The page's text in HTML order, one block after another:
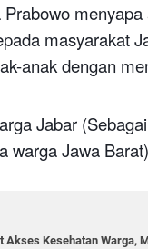
masyarakat
anak dengan
Jabar
warga Jawa
Kesehatan Warga,